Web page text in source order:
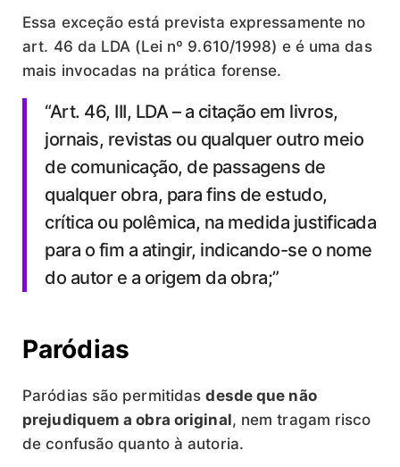
Essa exceção está prevista expressamente no
art. 46 da LDA (Lei nº 9.610/1998) e é uma das
mais invocadas na prática forense.
“Art. 46, III, LDA – a citação em livros,
jornais, revistas ou qualquer outro meio
de comunicação, de passagens de
qualquer obra, para fins de estudo,
crítica ou polêmica, na medida justificada
para o fim a atingir, indicando-se o nome
do autor e a origem da obra;”
Paródias
Paródias são permitidasdesde que não
prejudiquem a obra original, nem tragam risco
de confusão quanto à autoria.